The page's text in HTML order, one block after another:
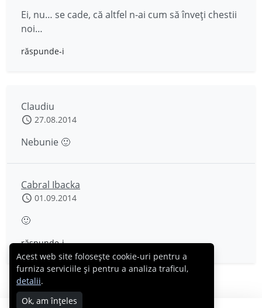
Ei, nu… se cade, că altfel n-ai cum să înveți chestii
noi…
răspunde-i
Claudiu
27.08.2014
Nebunie 🙂
Cabral Ibacka
01.09.2014
🙂
răspunde-i
Acest web site folosește cookie-uri pentru a
furniza serviciile și pentru a analiza traficul,
detalii.
Ok, am înțeles